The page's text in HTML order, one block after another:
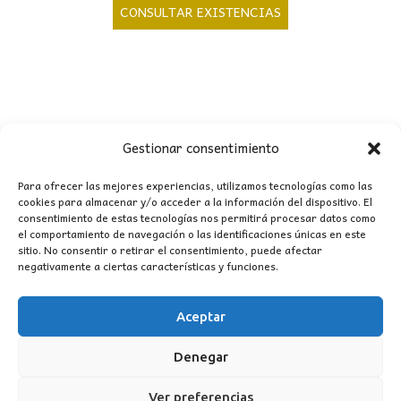
Gestionar consentimiento
Para ofrecer las mejores experiencias, utilizamos tecnologías como las
cookies para almacenar y/o acceder a la información del dispositivo. El
consentimiento de estas tecnologías nos permitirá procesar datos como
el comportamiento de navegación o las identificaciones únicas en este
sitio. No consentir o retirar el consentimiento, puede afectar
negativamente a ciertas características y funciones.
Aceptar
Denegar
Ver preferencias
precio
original
precio
actual
CONSULTAR EXISTENCIAS
MI CUENTA
INFORMACIÓN
WhatsApp
TikTok
Instagram
© 2016 . Todos los derechos reservados.